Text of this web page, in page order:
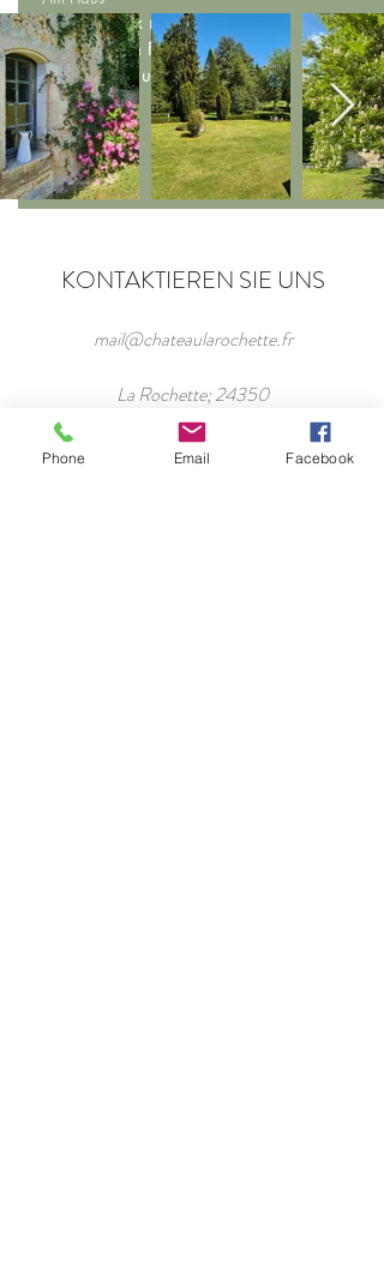
Eigener Park mit
präparierten Fußwegen
durch Wald und
Wiesen
KONTAKTIEREN SIE UNS
mail@chateaularochette.fr
La Rochette; 24350
Lisle, France
Phone Email Facebook